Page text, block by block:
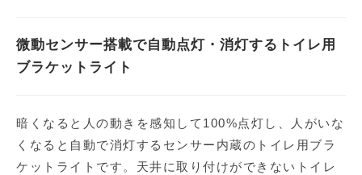
微動センサー搭載で自動点灯・消灯するトイレ用
ブラケットライト
暗くなると人の動きを感知して100%点灯し、人がいな
くなると自動で消灯するセンサー内蔵のトイレ用ブラ
ケットライトです。天井に取り付けができないトイレ